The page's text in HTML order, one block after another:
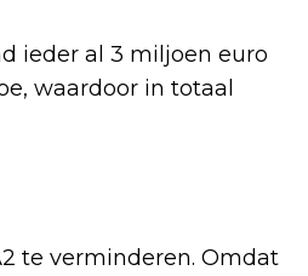
ieder al 3 miljoen euro
waardoor in totaal
te verminderen. Omdat